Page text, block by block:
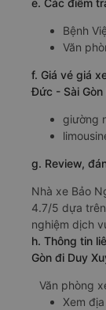
e. Các điểm
Bệnh
Văn
f. Giá vé giá
Đức - Sài Gòn
giường
g. Review,
Nhà xe Bảo
4.7/5 dựa
nghiệm dịch
h. Thông tin
Gòn đi Duy
Văn phòng
Xem